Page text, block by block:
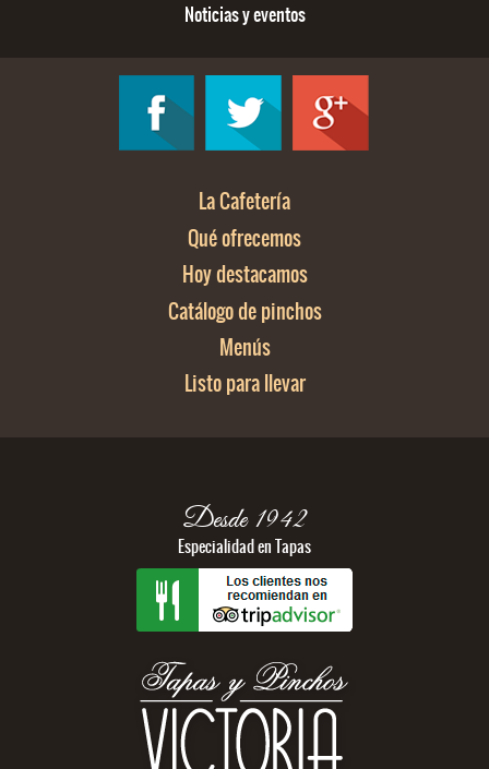
Noticias y eventos
La Cafetería
Qué ofrecemos
Hoy destacamos
Catálogo de pinchos
Menús
Listo para llevar
Desde 1942
Especialidad en Tapas